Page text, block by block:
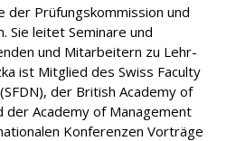
der Prüfungskommission und
Sie leitet Seminare und
und Mitarbeitern zu Lehr-
ist Mitglied des Swiss Faculty
der British Academy of
der Academy of Management
Konferenzen Vorträge